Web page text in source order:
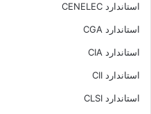
استاندارد CENELEC
استاندارد CGA
استاندارد CIA
استاندارد CII
استاندارد CLSI